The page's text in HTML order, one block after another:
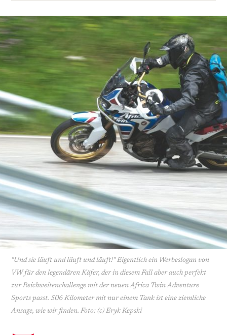
"Und sie läuft und läuft und läuft!" Eigentlich ein Werbeslogan von
VW für den legendären Käfer, der in diesem Fall aber auch perfekt
zur Reichweitenchallenge mit der neuen Africa Twin Adventure
Sports passt. 506 Kilometer mit nur einem Tank ist eine ziemliche
Ansage, wie wir finden. Foto: (c) Eryk Kepski